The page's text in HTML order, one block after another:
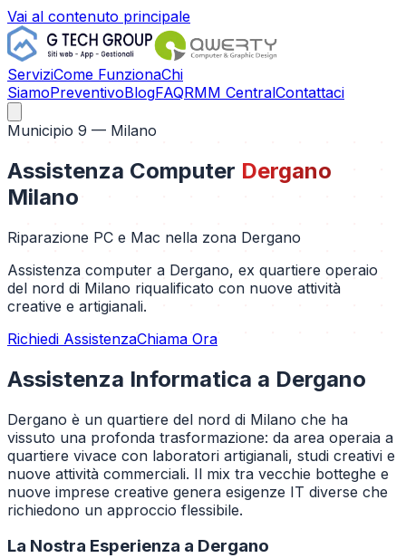
Vai al contenuto principale
ServiziCome FunzionaChi
SiamoPreventivoBlogFAQRMM CentralContattaci
Municipio 9 — Milano
Assistenza Computer Dergano
Milano
Riparazione PC e Mac nella zona Dergano
Assistenza computer a Dergano, ex quartiere operaio
del nord di Milano riqualificato con nuove attività
creative e artigianali.
Richiedi AssistenzaChiama Ora
Assistenza Informatica a Dergano
Dergano è un quartiere del nord di Milano che ha
vissuto una profonda trasformazione: da area operaia a
quartiere vivace con laboratori artigianali, studi creativi e
nuove attività commerciali. Il mix tra vecchie botteghe e
nuove imprese creative genera esigenze IT diverse che
richiedono un approccio flessibile.
La Nostra Esperienza a Dergano